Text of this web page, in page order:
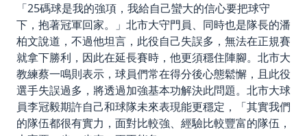
「25碼球是我的強項，我給自己蠻大的信心要把球守
下，抱著冠軍回家。」北市大守門員、同時也是隊長的潘
柏文說道，不過他坦言，此役自己失誤多，無法在正規賽
就拿下勝利，因此在延長賽時，他更須穩住陣腳。北市大
教練蔡一鳴則表示，球員們常在得分後心態鬆懈，且此役
選手失誤過多，將透過加強基本功解決此問題。北市大球
員李冠毅期許自己和球隊未來表現能更穩定，「其實我們
的隊伍都很有實力，面對比較強、經驗比較豐富的隊伍，